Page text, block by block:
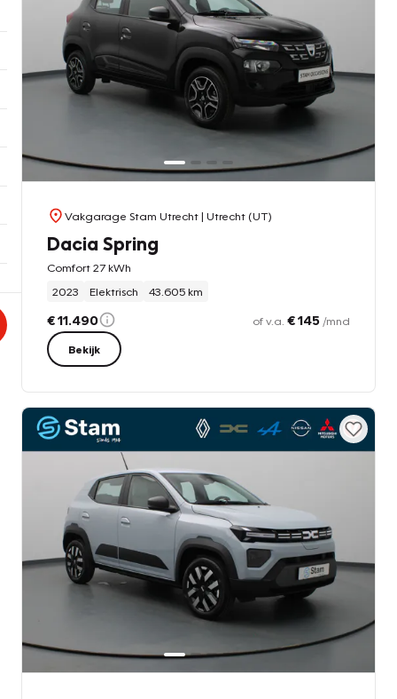
Vakgarage Stam Utrecht| Utrecht (UT)
Dacia Spring
Comfort 27 kWh
2023
Elektrisch 43.605 km
€ 11.490 of v.a. € 145 /mnd
Bekijk